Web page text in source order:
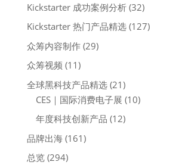
Kickstarter 成功案例分析(32)
Kickstarter 热门产品精选(127)
众筹内容制作(29)
众筹视频 (11)
全球黑科技产品精选(21)
CES｜国际消费电子展 (10)
年度科技创新产品 (12)
品牌出海(161)
总览(294)